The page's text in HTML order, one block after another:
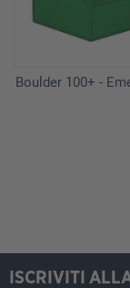
Boulder 100+ -
ISCRIVITI